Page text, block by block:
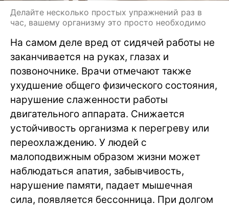
Делайте несколько простых упражнений раз в
час, вашему организму это просто необходимо
На самом деле вред от сидячей работы не
заканчивается на руках, глазах и
позвоночнике. Врачи отмечают также
ухудшение общего физического состояния,
нарушение слаженности работы
двигательного аппарата. Снижается
устойчивость организма к перегреву или
переохлаждению. У людей с
малоподвижным образом жизни может
наблюдаться апатия, забывчивость,
нарушение памяти, падает мышечная
сила, появляется бессонница. При долгом